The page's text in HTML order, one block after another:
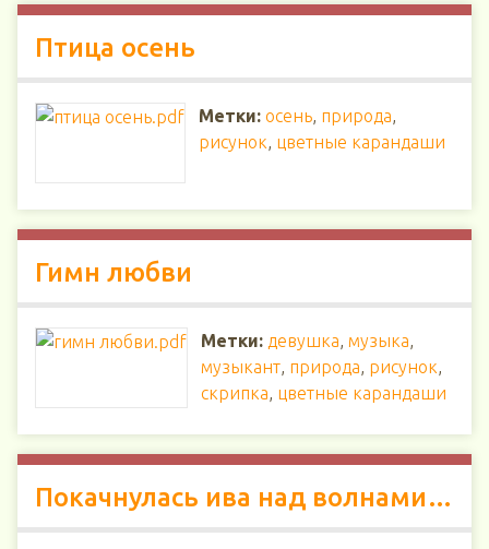
Птица осень
Метки: осень, природа,
рисунок, цветные карандаши
Гимн любви
Метки: девушка, музыка,
музыкант, природа, рисунок,
скрипка, цветные карандаши
Покачнулась ива над волнами…